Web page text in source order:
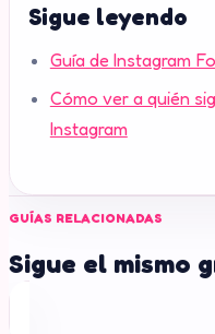
Sigue leyendo
Guía de Instagram
Cómo ver a quién
Instagram
GUÍAS RELACIONADAS
Sigue el mismo